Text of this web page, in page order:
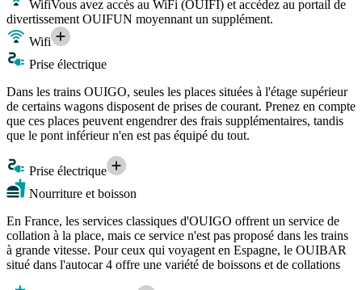
WifiVous avez accès au WiFi (OUIFI) et accédez au portail de
divertissement OUIFUN moyennant un supplément.
Wifi
Prise électrique
Dans les trains OUIGO, seules les places situées à l'étage supérieur
de certains wagons disposent de prises de courant. Prenez en compte
que ces places peuvent engendrer des frais supplémentaires, tandis
que le pont inférieur n'en est pas équipé du tout.
Prise électrique
Nourriture et boisson
En France, les services classiques d'OUIGO offrent un service de
collation à la place, mais ce service n'est pas proposé dans les trains
à grande vitesse. Pour ceux qui voyagent en Espagne, le OUIBAR
situé dans l'autocar 4 offre une variété de boissons et de collations